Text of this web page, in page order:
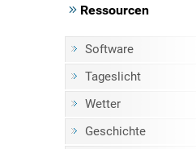
Ressourcen
Software
Tageslicht
Wetter
Geschichte